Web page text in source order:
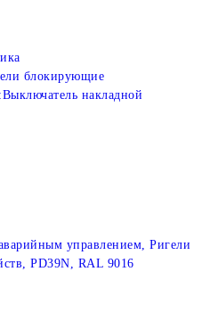
блокирующие
Выключатель накладной
управлением, Ригели
PD39N, RAL 9016